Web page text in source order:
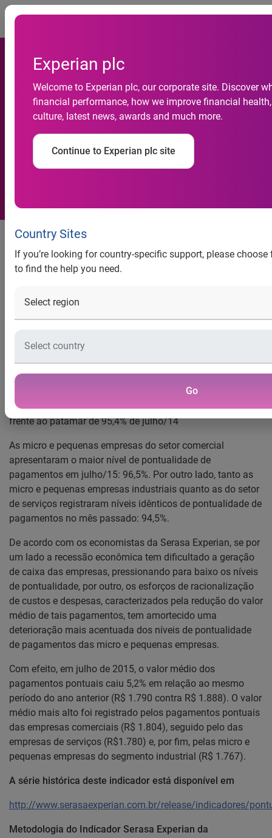
Experian plc
Welcome to Experian plc, our corporate site. Discover
financial performance, how we improve financial
culture, latest news, awards and much more.
Continue to Experian plc site
Country Sites
If you’re looking for country-specific support, please
to find the help you need.
Go
Indicador Serasa Experian da
Pontualidade de
Pagamentos das Micro e
Pequenas Empresas – Julho
2015
Pontualidade de pagamentos das
micro e pequenas cai em julho,
revela indicador da Serasa
A pontualidade de pagamentos das micro e pequenas
que durante o mês passado, a cada 1.000 pagamentos
realizados, 956 foram quitados à vista ou com atraso
máximo de sete dias. Este nível de pontualidade
apresentou queda perante o nível de 96,0% observado em
junho/15, muito embora tenha registrado ligeiro avanço
frente ao patamar de 95,4% de julho/14
As micro e pequenas empresas do setor comercial
apresentaram o maior nível de pontualidade de
pagamentos em julho/15: 96,5%. Por outro lado, tanto as
micro e pequenas empresas industriais quanto as do setor
de serviços registraram níveis idênticos de pontualidade de
pagamentos no mês passado: 94,5%.
De acordo com os economistas da Serasa Experian, se por
um lado a recessão econômica tem dificultado a geração
de caixa das empresas, pressionando para baixo os níveis
de pontualidade, por outro, os esforços de racionalização
de custos e despesas, caracterizados pela redução do valor
médio de tais pagamentos, tem amortecido uma
deterioração mais acentuada dos níveis de pontualidade
de pagamentos das micro e pequenas empresas.
Com efeito, em julho de 2015, o valor médio dos
pagamentos pontuais caiu 5,2% em relação ao mesmo
período do ano anterior (R$ 1.790 contra R$ 1.888). O valor
médio mais alto foi registrado pelos pagamentos pontuais
das empresas comerciais (R$ 1.804), seguido pelo das
empresas de serviços (R$1.780) e, por fim, pelas micro e
pequenas empresas do segmento industrial (R$ 1.767).
A série histórica deste indicador está disponível em
http://www.serasaexperian.com.br/release/indicadores/
Metodologia do Indicador Serasa Experian da